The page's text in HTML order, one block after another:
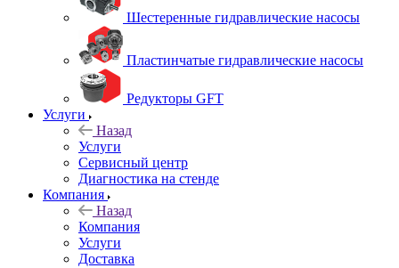
Шестеренные гидравлические насосы
Пластинчатые гидравлические насосы
Редукторы GFT
Услуги
Назад
Услуги
Сервисный центр
Диагностика на стенде
Компания
Назад
Компания
Услуги
Доставка